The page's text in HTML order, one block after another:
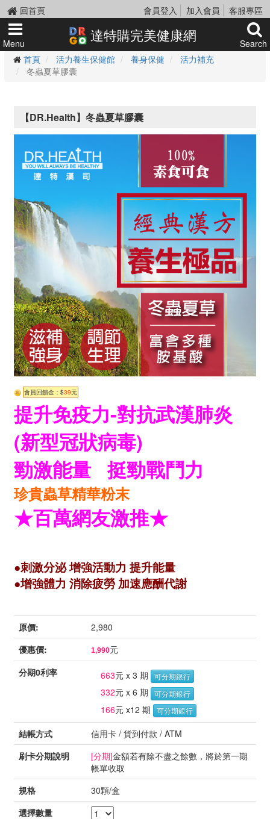
回首頁 會員登入 加入會員 客服專區
Menu 達特購完美健康網
Search
首頁
活力養生保健館 養身保健
活力補充
冬蟲夏草膠囊
【DR.Health】冬蟲夏草膠囊
會員回饋金：$39元
提升免疫力-對抗武漢肺炎
(新型冠狀病毒)
勁激能量 挺勁戰鬥力
珍貴蟲草精華粉末
★百萬網友激推★
●刺激分泌 增強活動力 提升能量
●增強體力 消除疲勞 加速應酬代謝
原價:
2,980
優惠價:
1,990元
分期0利率
663元 x 3 期 可分期銀行
332元 x 6 期 可分期銀行
166元 x12 期 可分期銀行
結帳方式
信用卡 / 貨到付款 / ATM
刷卡分期說明
[分期]金額若有除不盡之餘數，將於第一期
帳單收取
規格
30顆/盒
選擇數量